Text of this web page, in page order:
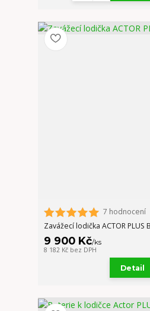
7 hodnocení
Zavážecí lodička ACTOR PLUS
9 900 Kč/ks
8 182 Kč bez DPH
Detail